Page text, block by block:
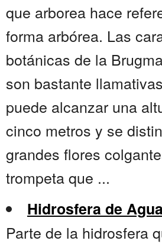
que arborea hace
forma arbórea. Las
botánicas de la
son bastante
puede alcanzar una
cinco metros y se
grandes flores
trompeta que ...
Hidrosfera de
Parte de la hidrosfera